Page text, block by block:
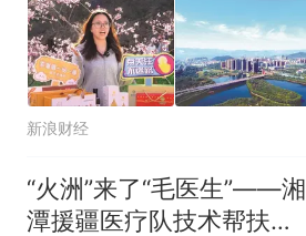
新浪财经
“火洲”来了“毛医生”——湘
潭援疆医疗队技术帮扶二